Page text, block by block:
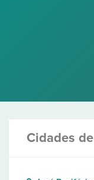
Cidades